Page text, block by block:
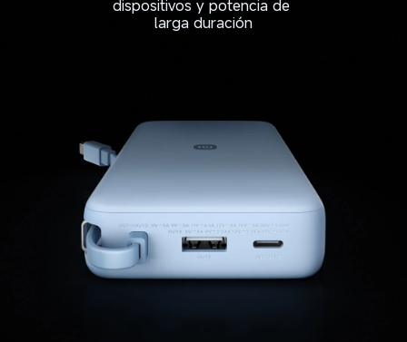
dispositivos y potencia de
larga duración